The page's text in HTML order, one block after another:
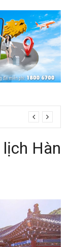
Hàn